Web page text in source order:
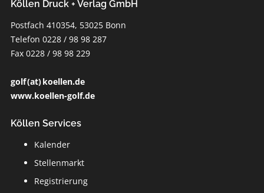
Köllen Druck + Verlag GmbH
Postfach 410354, 53025 Bonn
Telefon 0228 / 98 98 287
Fax 0228 / 98 98 229
golf (at) koellen.de
www.koellen-golf.de
Köllen Services
Kalender
Stellenmarkt
Registrierung